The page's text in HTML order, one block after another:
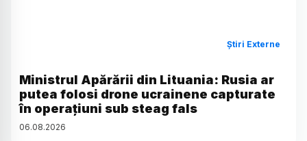
Știri Externe
Ministrul Apărării din Lituania: Rusia ar
putea folosi drone ucrainene capturate
în operațiuni sub steag fals
06.08.2026